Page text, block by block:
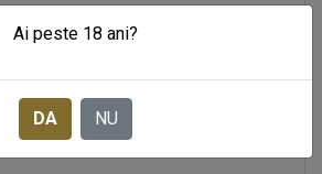
Ai peste 18 ani?
DA NU